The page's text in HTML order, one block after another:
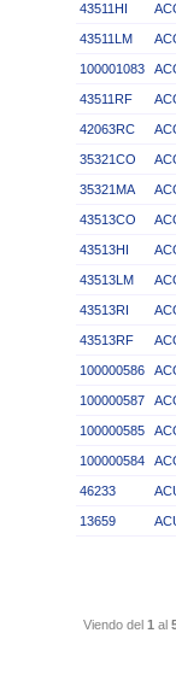
43511HI
43511LM
100001083
43511RF
42063RC
35321CO
35321MA
43513CO
43513HI
43513LM
43513RI
43513RF
100000586
100000587
100000585
100000584
46233
13659
Viendo del 1 al